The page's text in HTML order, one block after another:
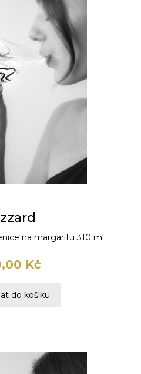
na margaritu 310 ml
Kč
do košíku